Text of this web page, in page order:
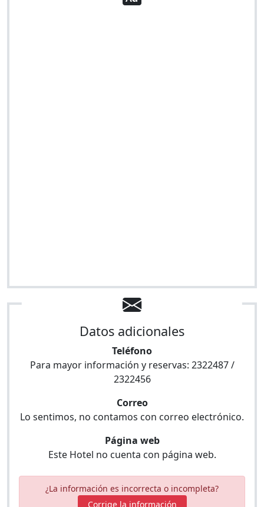
Datos adicionales
Teléfono
Para mayor información y reservas: 2322487 /
2322456
Correo
Lo sentimos, no contamos con correo electrónico.
Página web
Este Hotel no cuenta con página web.
¿La información es incorrecta o incompleta?
Corrige la información